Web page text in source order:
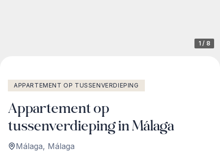
1 / 8
APPARTEMENT OP TUSSENVERDIEPING
Appartement op
tussenverdieping in Málaga
Málaga, Málaga